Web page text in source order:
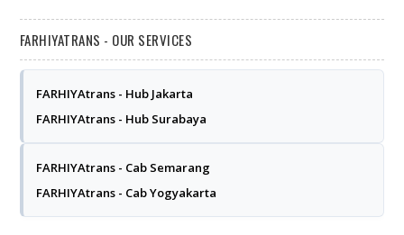
FARHIYATRANS - OUR SERVICES
FARHIYAtrans - Hub Jakarta
FARHIYAtrans - Hub Surabaya
FARHIYAtrans - Cab Semarang
FARHIYAtrans - Cab Yogyakarta